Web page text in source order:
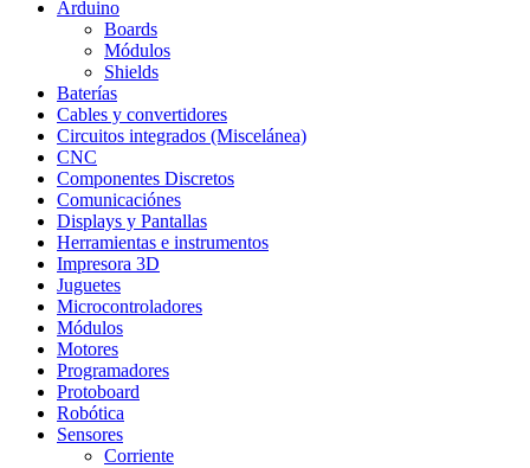
Arduino
Boards
Módulos
Shields
Baterías
Cables y convertidores
Circuitos integrados (Miscelánea)
CNC
Componentes Discretos
Comunicaciónes
Displays y Pantallas
Herramientas e instrumentos
Impresora 3D
Juguetes
Microcontroladores
Módulos
Motores
Programadores
Protoboard
Robótica
Sensores
Corriente